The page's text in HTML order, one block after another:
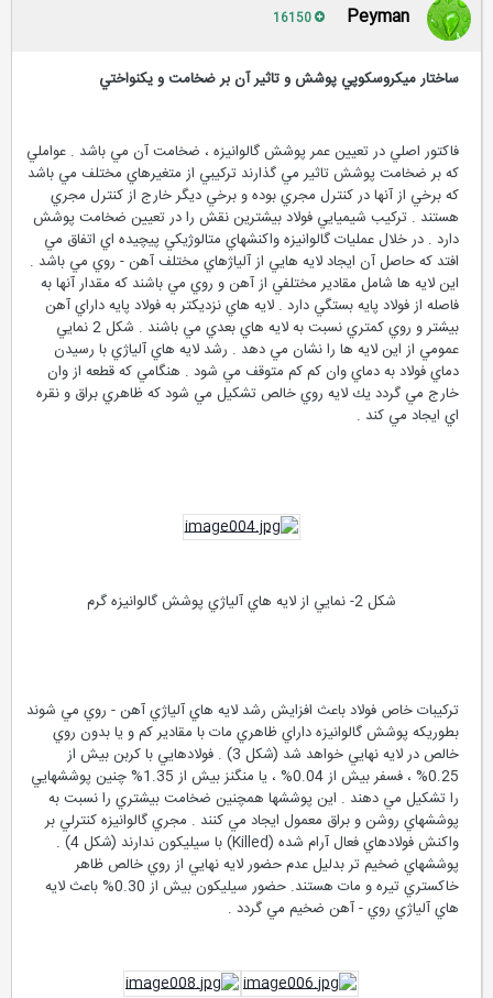
Peyman
ساختار ميكروسكوپي پوشش و تاثير آن بر ضخامت و يكنواختي
فاكتور اصلي در تعيين عمر پوشش گالوانيزه ، ضخامت آن مي باشد . عواملي
كه بر ضخامت پوشش تاثير مي گذارند تركيبي از متغيرهاي مختلف مي باشد
كه برخي از آنها در كنترل مجري بوده و برخي ديگر خارج از كنترل مجري
هستند . تركيب شيميايي فولاد بيشترين نقش را در تعيين ضخامت پوشش
دارد . در خلال عمليات گالوانيزه واكنشهاي متالوژيكي پيچيده اي اتفاق مي
افتد كه حاصل آن ايجاد لايه هايي از آلياژهاي مختلف آهن - روي مي باشد .
اين لايه ها شامل مقادير مختلفي از آهن و روي مي باشند كه مقدار آنها به
فاصله از فولاد پايه بستگي دارد . لايه هاي نزديكتر به فولاد پايه داراي آهن
بيشتر و روي كمتري نسبت به لايه هاي بعدي مي باشند . شكل 2 نمايي
عمومي از اين لايه ها را نشان مي دهد . رشد لايه هاي آلياژي با رسيدن
دماي فولاد به دماي وان كم كم متوقف مي شود . هنگامي كه قطعه از وان
خارج مي گردد يك لايه روي خالص تشكيل مي شود كه ظاهري براق و نقره
اي ايجاد مي كند .
شكل 2- نمايي از لايه هاي آلياژي پوشش گالوانيزه گرم
تركيبات خاص فولاد باعث افزايش رشد لايه هاي آلياژي آهن - روي مي شوند
بطوريكه پوشش گالوانيزه داراي ظاهري مات با مقادير كم و يا بدون روي
خالص در لايه نهايي خواهد شد (شكل 3) . فولادهايي با كربن بيش از
0.25% ، فسفر بيش از 0.04% ، يا منگنز بيش از 1.35% چنين پوششهايي
را تشكيل مي دهند . اين پوششها همچنين ضخامت بيشتري را نسبت به
پوششهاي روشن و براق معمول ايجاد مي كنند . مجري گالوانيزه كنترلي بر
واكنش فولادهاي فعال آرام شده (Killed) با سيليكون ندارند (شكل 4) .
پوششهاي ضخيم تر بدليل عدم حضور لايه نهايي از روي خالص ظاهر
خاكستري تيره و مات هستند. حضور سيليكون بيش از 0.30% باعث لايه
هاي آلياژي روي - آهن ضخيم مي گردد .